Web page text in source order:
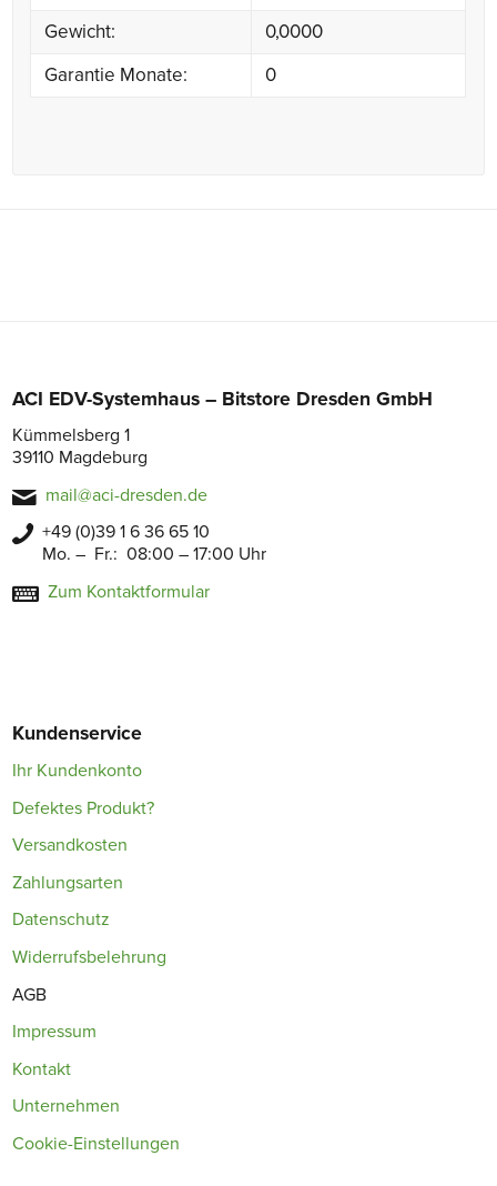
Gewicht:
0,0000
Garantie Monate:
0
ACI EDV-Systemhaus – Bitstore Dresden GmbH
Kümmelsberg 1
39110 Magdeburg
mail@aci-dresden.de
+49 (0)39 1 6 36 65 10
Mo. – Fr.: 08:00 – 17:00 Uhr
Zum Kontaktformular
Kundenservice
Ihr Kundenkonto
Defektes Produkt?
Versandkosten
Zahlungsarten
Datenschutz
Widerrufsbelehrung
AGB
Impressum
Kontakt
Unternehmen
Cookie-Einstellungen